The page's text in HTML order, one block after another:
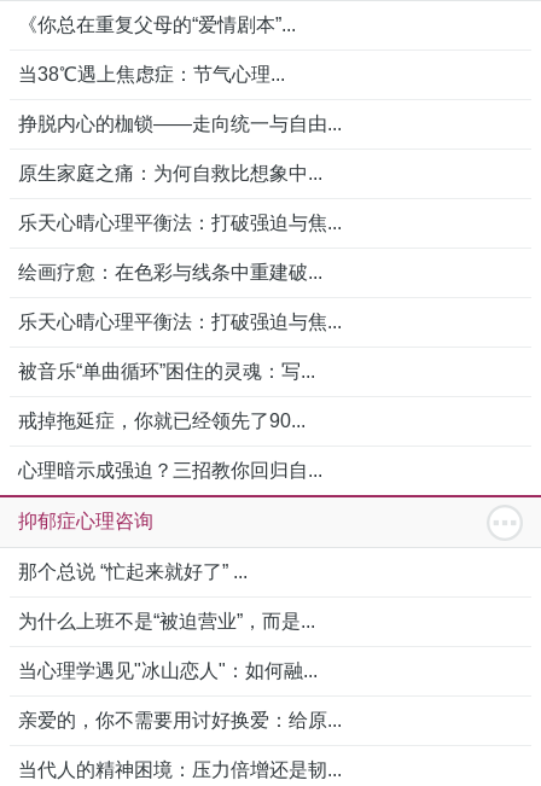
《你总在重复父母的“爱情剧本”...
当38℃遇上焦虑症：节气心理...
挣脱内心的枷锁——走向统一与自由...
原生家庭之痛：为何自救比想象中...
乐天心晴心理平衡法：打破强迫与焦...
绘画疗愈：在色彩与线条中重建破...
乐天心晴心理平衡法：打破强迫与焦...
被音乐“单曲循环”困住的灵魂：写...
戒掉拖延症，你就已经领先了90...
心理暗示成强迫？三招教你回归自...
抑郁症心理咨询
那个总说 “忙起来就好了” ...
为什么上班不是“被迫营业”，而是...
当心理学遇见"冰山恋人"：如何融...
亲爱的，你不需要用讨好换爱：给原...
当代人的精神困境：压力倍增还是韧...